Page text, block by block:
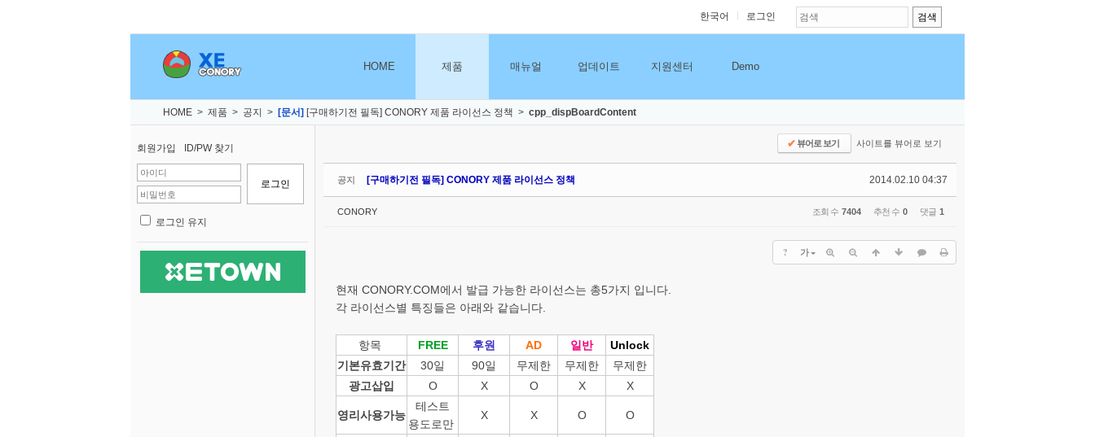
한국어 로그인
HOME 제품 매뉴얼 업데이트 지원센터 Demo
HOME > 제품 > 공지 > [문서] [구매하기전 필독] CONORY 제품 라이선스 정책 > cpp_dispBoardContent
회원가입 ID/PW 찾기
로그인 유지
✔뷰어로 보기 사이트를 뷰어로 보기
공지 2014.02.10 04:37
[구매하기전 필독] CONORY 제품 라이선스 정책
CONORY 조회 수 7404 추천 수 0 댓글 1
? 가
현재 CONORY.COM에서 발급 가능한 라이선스는 총5가지 입니다.
각 라이선스별 특징들은 아래와 같습니다.
항목 FREE 후원 AD 일반
Unlock
기본유효기간
30일 90일 무제한 무제한
무제한
광고삽입
O X O X X
영리사용가능
테스트
용도 로만
X X O O